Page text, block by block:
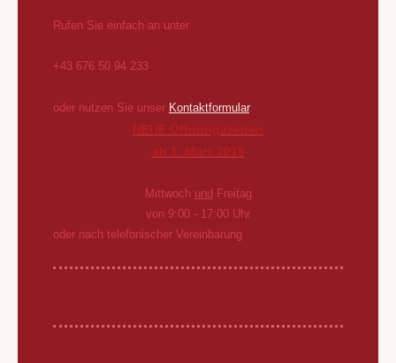
Rufen Sie einfach an unter
+43 676 50 94 233
oder nutzen Sie unser Kontaktformular.
NEUE Öffnungszeiten
ab 1. März 2019
Mittwoch und Freitag
von 9:00 - 17:00 Uhr
oder nach telefonischer Vereinbarung